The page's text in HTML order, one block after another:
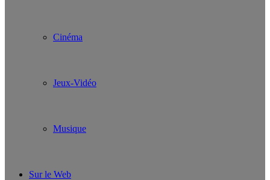
Cinéma
Jeux-Vidéo
Musique
Sur le Web